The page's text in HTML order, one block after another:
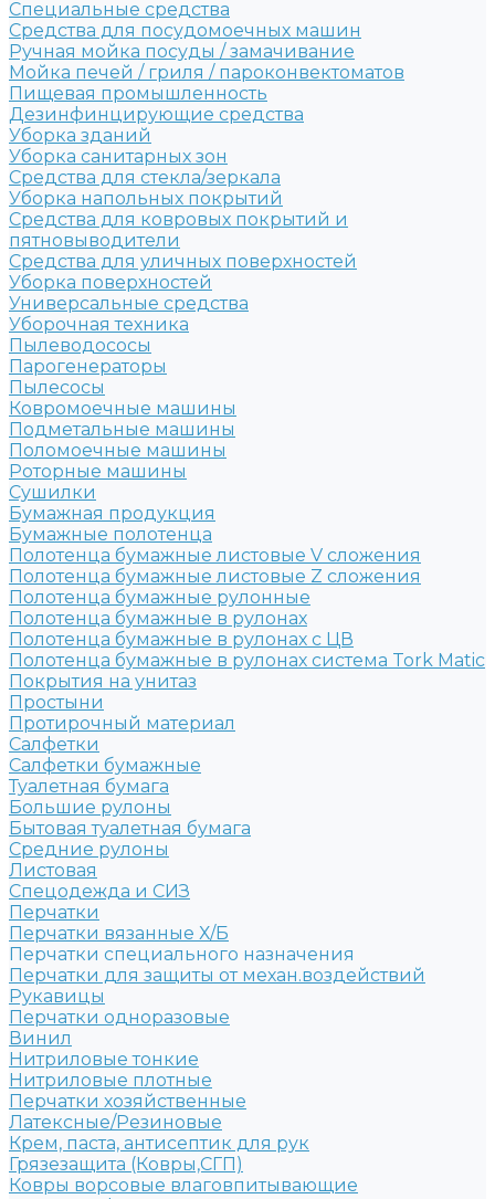
Специальные средства
Средства для посудомоечных машин
Ручная мойка посуды / замачивание
Мойка печей / гриля / пароконвектоматов
Пищевая промышленность
Дезинфинцирующие средства
Уборка зданий
Уборка санитарных зон
Средства для стекла/зеркала
Уборка напольных покрытий
Средства для ковровых покрытий и
пятновыводители
Средства для уличных поверхностей
Уборка поверхностей
Универсальные средства
Уборочная техника
Пылеводососы
Парогенераторы
Пылесосы
Ковромоечные машины
Подметальные машины
Поломоечные машины
Роторные машины
Сушилки
Бумажная продукция
Бумажные полотенца
Полотенца бумажные листовые V сложения
Полотенца бумажные листовые Z сложения
Полотенца бумажные рулонные
Полотенца бумажные в рулонах
Полотенца бумажные в рулонах с ЦВ
Полотенца бумажные в рулонах система Tork Matic
Покрытия на унитаз
Простыни
Протирочный материал
Салфетки
Салфетки бумажные
Туалетная бумага
Большие рулоны
Бытовая туалетная бумага
Средние рулоны
Листовая
Спецодежда и СИЗ
Перчатки
Перчатки вязанные Х/Б
Перчатки специального назначения
Перчатки для защиты от механ.воздействий
Рукавицы
Перчатки одноразовые
Винил
Нитриловые тонкие
Нитриловые плотные
Перчатки хозяйственные
Латексные/Резиновые
Крем, паста, антисептик для рук
Грязезащита (Ковры,СГП)
Ковры ворсовые влаговпитывающие